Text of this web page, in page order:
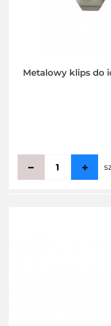
Metalowy klips do